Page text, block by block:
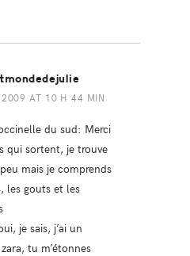
AT 10 H 44 MIN
du sud: Merci
qui sortent, je trouve
mais je comprends
les gouts et les
je sais, j’ai un
tu m’étonnes